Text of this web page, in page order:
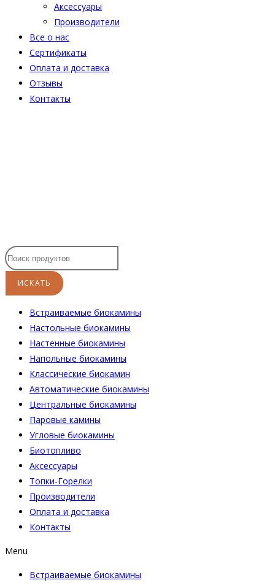
Аксессуары
Производители
Все о нас
Сертификаты
Оплата и доставка
Отзывы
Контакты
Встраиваемые биокамины
Настoльные биокамины
Настенные биокамины
Напольные биокамины
Классические биокамин
Автоматические биокамины
Центральные биокамины
Паровые камины
Угловые биокамины
Биотопливо
Аксессуары
Топки-Горелки
Производители
Оплата и доставка
Контакты
Menu
Встраиваемые биокамины